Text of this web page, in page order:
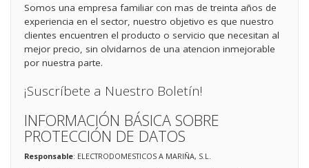
Somos una empresa familiar con mas de treinta años de
experiencia en el sector, nuestro objetivo es que nuestro
clientes encuentren el producto o servicio que necesitan al
mejor precio, sin olvidarnos de una atencion inmejorable
por nuestra parte.
¡Suscríbete a Nuestro Boletín!
INFORMACIÓN BÁSICA SOBRE
PROTECCIÓN DE DATOS
Responsable: ELECTRODOMESTICOS A MARIÑA, S.L.